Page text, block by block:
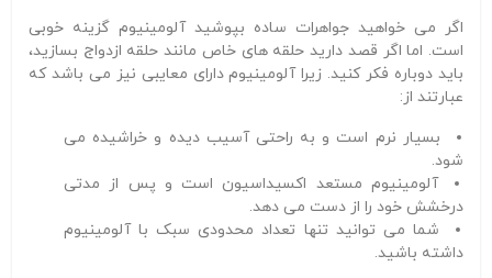
اگر می خواهید جواهرات ساده بپوشید آلومینیوم گزینه خوبی
است. اما اگر قصد دارید حلقه های خاص مانند حلقه ازدواج بسازید،
باید دوباره فکر کنید. زیرا آلومینیوم دارای معایبی نیز می باشد که
عبارتند از:
بسیار نرم است و به راحتی آسیب دیده و خراشیده می
شود.
آلومینیوم مستعد اکسیداسیون است و پس از مدتی
درخشش خود را از دست می دهد.
شما می توانید تنها تعداد محدودی سبک با آلومینیوم
داشته باشید.